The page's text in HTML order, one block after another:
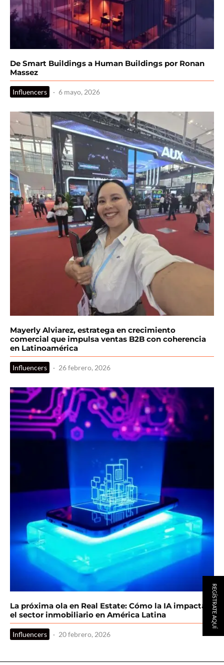
De Smart Buildings a Human Buildings por Ronan
Massez
Influencers · 6 mayo, 2026
Mayerly Alviarez, estratega en crecimiento
comercial que impulsa ventas B2B con coherencia
en Latinoamérica
Influencers · 26 febrero, 2026
La próxima ola en Real Estate: Cómo la IA impactará
el sector inmobiliario en América Latina
Influencers · 20 febrero, 2026
REGÍSTRATE AQUÍ